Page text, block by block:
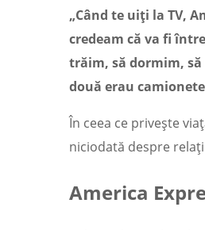
„Când te uiți la TV,
credeam că va fi
trăim, să dormim,
două erau
În ceea ce privește
niciodată despre
America